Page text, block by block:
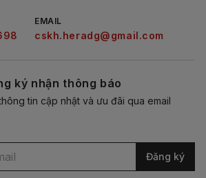
EMAIL
cskh.heradg@gmail.com
ký nhận thông báo
tin cập nhật và ưu đãi qua email
Đăng ký